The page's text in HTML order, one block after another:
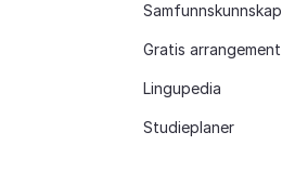
Samfunnskunnskap
Gratis arrangement
Lingupedia
Studieplaner